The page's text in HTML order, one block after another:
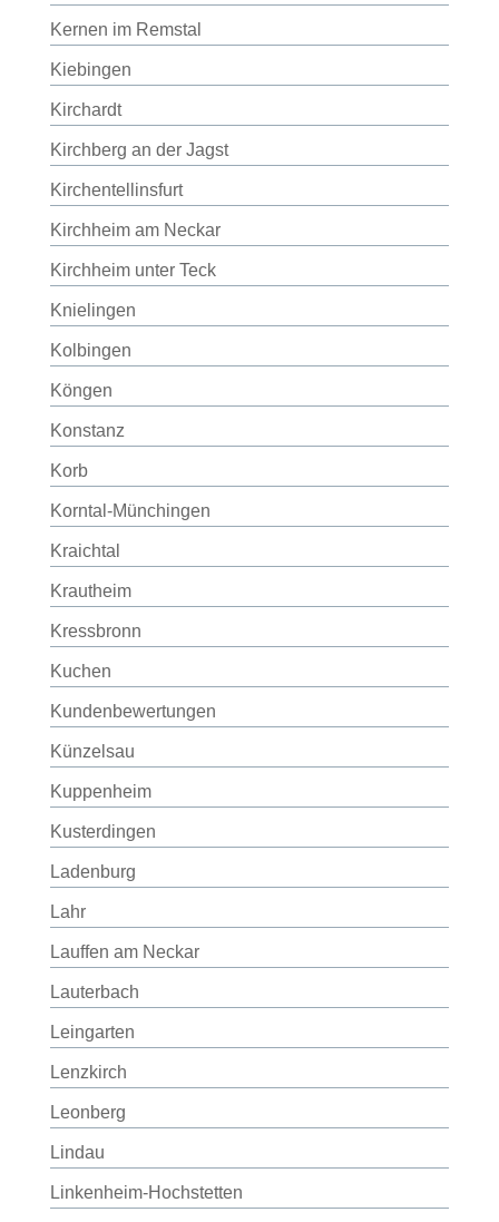
Kernen im Remstal
Kiebingen
Kirchardt
Kirchberg an der Jagst
Kirchentellinsfurt
Kirchheim am Neckar
Kirchheim unter Teck
Knielingen
Kolbingen
Köngen
Konstanz
Korb
Korntal-Münchingen
Kraichtal
Krautheim
Kressbronn
Kuchen
Kundenbewertungen
Künzelsau
Kuppenheim
Kusterdingen
Ladenburg
Lahr
Lauffen am Neckar
Lauterbach
Leingarten
Lenzkirch
Leonberg
Lindau
Linkenheim-Hochstetten